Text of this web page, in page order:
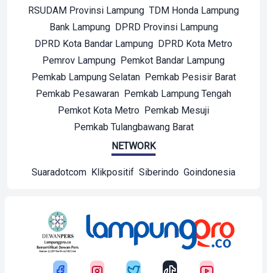
RSUDAM Provinsi Lampung TDM Honda Lampung
Bank Lampung DPRD Provinsi Lampung
DPRD Kota Bandar Lampung DPRD Kota Metro
Pemrov Lampung Pemkot Bandar Lampung
Pemkab Lampung Selatan Pemkab Pesisir Barat
Pemkab Pesawaran Pemkab Lampung Tengah
Pemkot Kota Metro Pemkab Mesuji
Pemkab Tulangbawang Barat
NETWORK
Suaradotcom Klikpositif Siberindo Goindonesia